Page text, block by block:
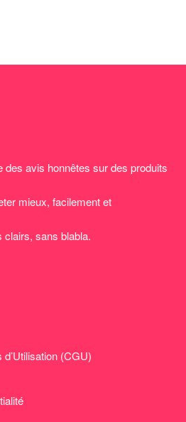
des avis honnêtes sur des produits
mieux, facilement et
sans blabla.
(CGU)